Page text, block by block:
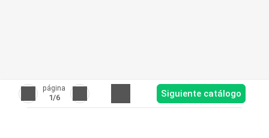
página
1/6 Siguiente catálogo